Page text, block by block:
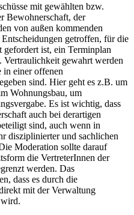
mit gewählten bzw.
Bewohnerschaft, der
von außen kommenden
getroffen, für die
gefordert ist, ein Terminplan
Vertraulichkeit gewahrt werden
in einer offenen
sind. Hier geht es z.B. um
Wohnungsbau, um
Es ist wichtig, dass
auch bei derartigen
sind, auch wenn in
disziplinierter und sachlichen
Moderation sollte darauf
die VertreterInnen der
werden. Das
dass es durch die
mit der Verwaltung